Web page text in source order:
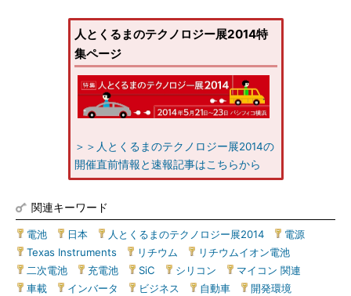
人とくるまのテクノロジー展2014特
集ページ
＞＞人とくるまのテクノロジー展2014の
開催直前情報と速報記事はこちらから
関連キーワード
電池 日本 人とくるまのテクノロジー展2014 電源
Texas Instruments
リチウム リチウムイオン電池
二次電池
充電池 SiC シリコン マイコン 関連
車載
インバータ ビジネス 自動車 開発環境